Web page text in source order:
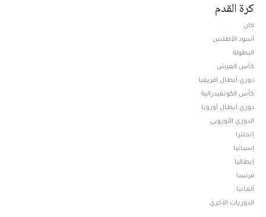
كرة القدم
كان
أسود الأطلس
البطولة
كأس العرش
دوري أبطال افريقيا
كأس الكونفيدرالية
دوري أبطال أوروبا
الدوري الأوروبي
إنجلترا
إسبانيا
إيطاليا
فرنسا
ألمانيا
الدوريات الأخرى